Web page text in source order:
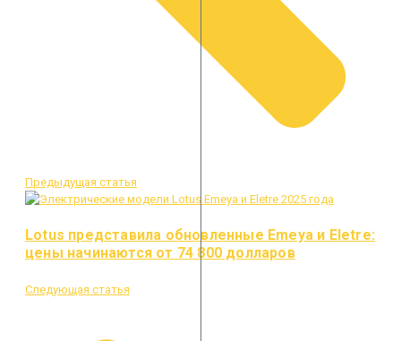
Предыдущая статья
Lotus представила обновленные Emeya и Eletre:
цены начинаются от 74 800 долларов
Следующая статья